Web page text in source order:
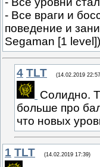
- Все враги и
поведение и
Segaman [1 level])
4 TLT (14.02.2019
Солидно.
больше про
что новых
1 TLT (14.02.2019 17:39)